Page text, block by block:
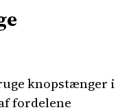
knopstænger i
fordelene